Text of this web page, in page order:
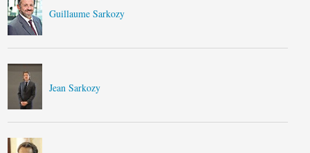
Guillaume Sarkozy
Jean Sarkozy